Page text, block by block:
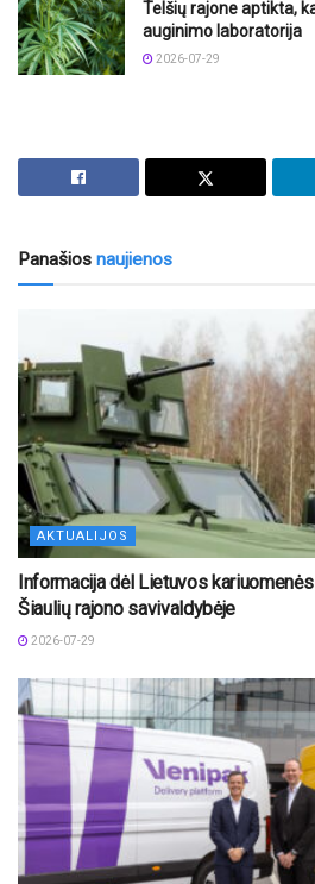
Telšių rajone aptikta,
auginimo laboratorija
2026-07-29
Panašios naujienos
AKTUALIJOS
Informacija dėl Lietuvos
Šiaulių rajono savivaldybėje
2026-07-29